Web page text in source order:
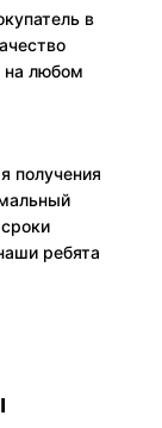
в
на любом
получения
ребята